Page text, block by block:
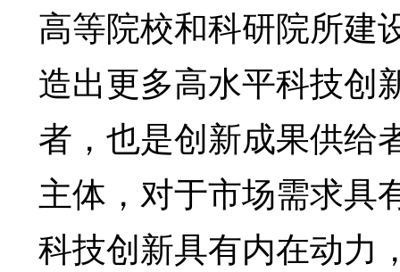
高等院校和科研院所建
造出更多高水平科技创
者，也是创新成果供给
主体，对于市场需求具
科技创新具有内在动力